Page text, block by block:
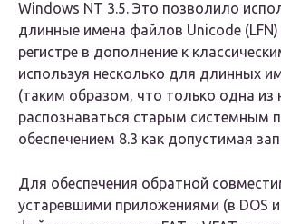
Windows NT 3.5. Это позволило
длинные имена файлов Unicode
регистре в дополнение к
используя несколько для длинных
(таким образом, что только одна из
распознаваться старым системным
обеспечением 8.3 как допустимая
Для обеспечения обратной
устаревшими приложениями (в DOS